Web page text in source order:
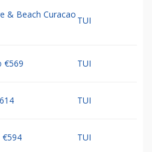
& Beach Curacao
TUI
€569 TUI
TUI
TUI